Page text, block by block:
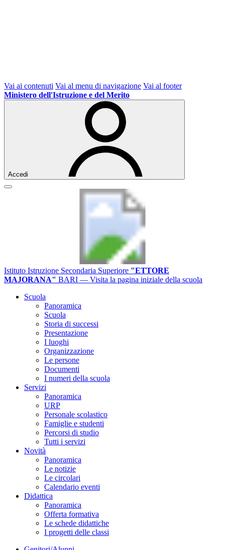
Vai ai contenuti Vai al menu di navigazione Vai al footer
Ministero dell'Istruzione e del Merito
Accedi
Istituto Istruzione Secondaria Superiore "ETTORE
MAJORANA" BARI — Visita la pagina iniziale della scuola
Scuola
Panoramica
Scuola
Storia di successi
Presentazione
I luoghi
Organizzazione
Le persone
Documenti
I numeri della scuola
Servizi
Panoramica
URP
Personale scolastico
Famiglie e studenti
Percorsi di studio
Tutti i servizi
Novità
Panoramica
Le notizie
Le circolari
Calendario eventi
Didattica
Panoramica
Offerta formativa
Le schede didattiche
I progetti delle classi